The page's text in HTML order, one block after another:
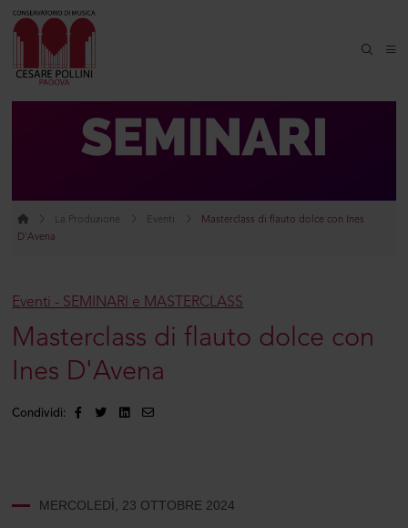
La Produzione Eventi
Masterclass di flauto dolce con Ines
D'Avena
Eventi - SEMINARI e MASTERCLASS
Masterclass di flauto dolce con
Ines D'Avena
Condividi:
MERCOLEDÌ, 23 OTTOBRE 2024